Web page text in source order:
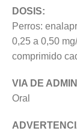
DOSIS:
Perros:
0,25 a 0,50
comprimido
VIA DE
Oral